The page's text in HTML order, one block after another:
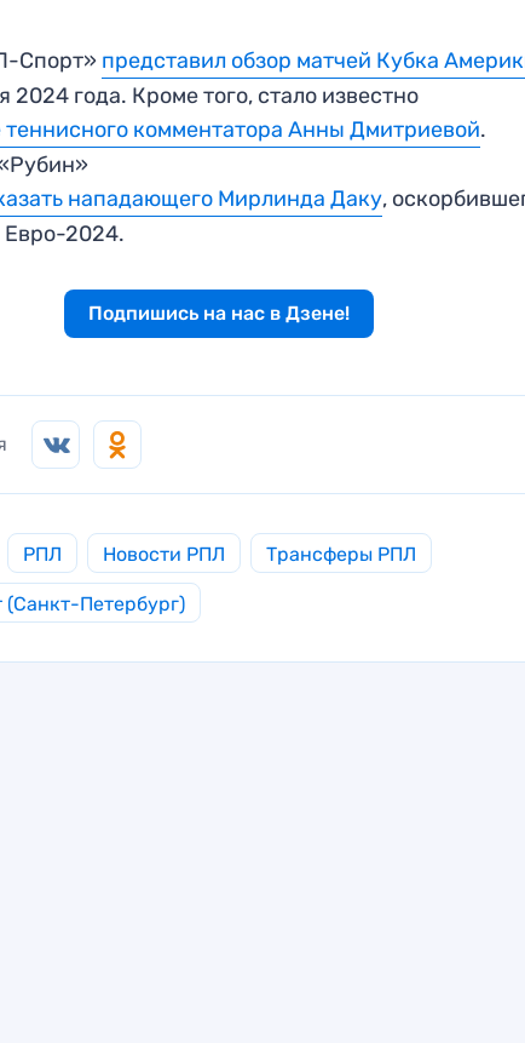
Спорт» представил обзор матчей Кубка
2024 года. Кроме того, стало известно
теннисного комментатора Анны Дмитриевой.
нападающего Мирлинда Даку,
Евро-2024.
Подпишись на нас в Дзене!
РПЛ Новости РПЛ Трансферы РПЛ
Петербург)